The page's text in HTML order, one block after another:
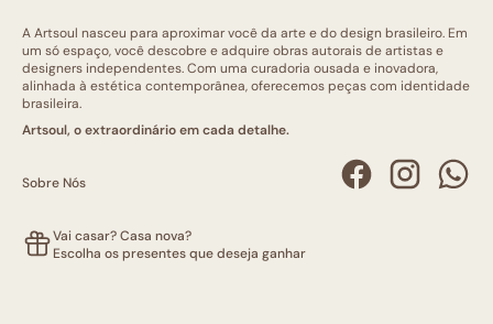
A Artsoul nasceu para aproximar você da arte e do design brasileiro. Em
um só espaço, você descobre e adquire obras autorais de artistas e
designers independentes. Com uma curadoria ousada e inovadora,
alinhada à estética contemporânea, oferecemos peças com identidade
brasileira.
Artsoul, o extraordinário em cada detalhe.
Sobre Nós
Vai casar? Casa nova?
Escolha os presentes que deseja ganhar